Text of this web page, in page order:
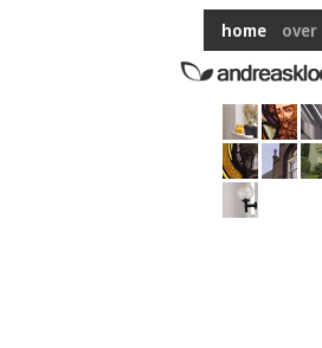
home